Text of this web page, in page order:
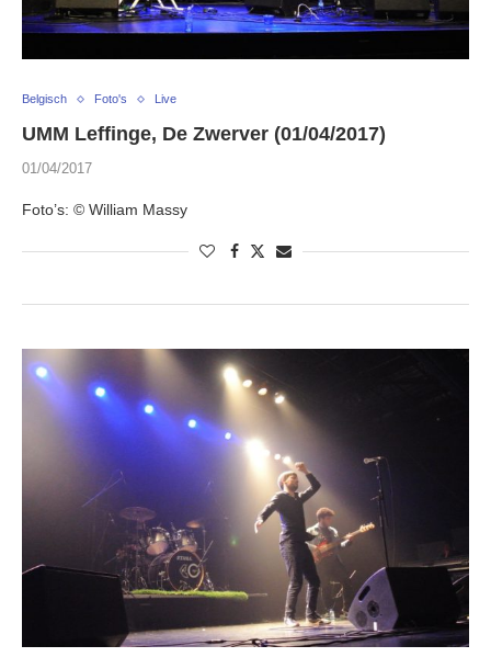
Belgisch Foto's Live
UMM Leffinge, De Zwerver (01/04/2017)
01/04/2017
Foto’s: © William Massy